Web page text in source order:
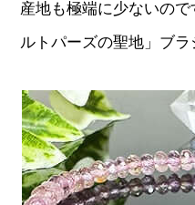
産地も極端に少ないの
ルトパーズの聖地」ブラ